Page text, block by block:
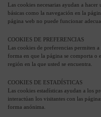
Las cookies necesarias ayudan a
básicas como la navegación en la
página web no puede funcionar
COOKIES DE PREFERENCIAS
Las cookies de preferencias permiten
forma en que la página se comporta o
región en la que usted se encuentra.
COOKIES DE ESTADÍSTICAS
Las cookies estadísticas ayudan a los
interactúan los visitantes con las
forma anónima.